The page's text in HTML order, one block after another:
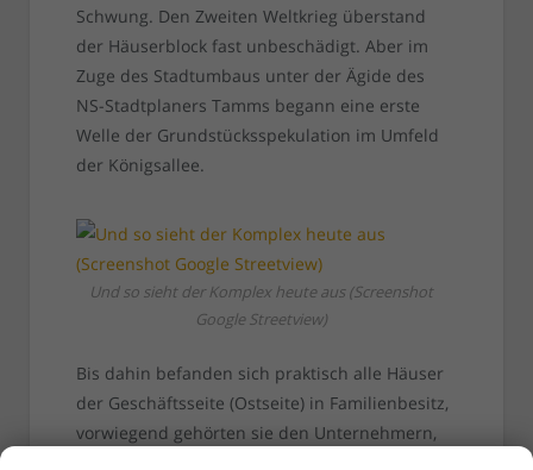
Schwung. Den Zweiten Weltkrieg überstand
der Häuserblock fast unbeschädigt. Aber im
Zuge des Stadtumbaus unter der Ägide des
NS-Stadtplaners Tamms begann eine erste
Welle der Grundstücksspekulation im Umfeld
der Königsallee.
Und so sieht der Komplex heute aus (Screenshot
Google Streetview)
Bis dahin befanden sich praktisch alle Häuser
der Geschäftsseite (Ostseite) in Familienbesitz,
vorwiegend gehörten sie den Unternehmern,